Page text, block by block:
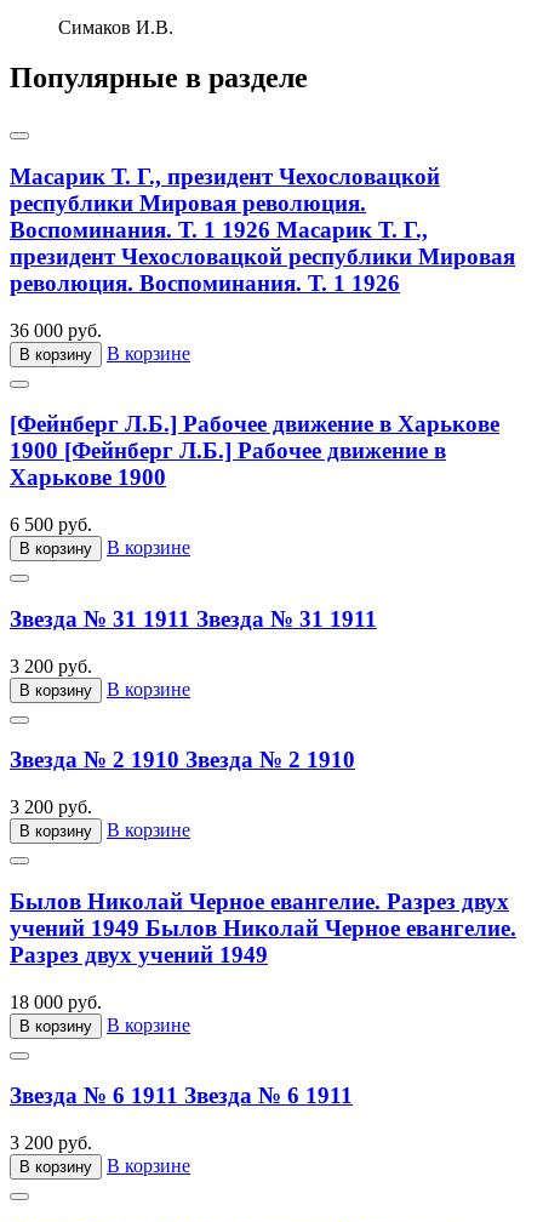
Симаков И.В.
Популярные в разделе
Масарик Т. Г., президент Чехословацкой
республики Мировая революция.
Воспоминания. Т. 1 1926 Масарик Т. Г.,
президент Чехословацкой республики Мировая
революция. Воспоминания. Т. 1 1926
36 000 руб.
В корзину В корзине
[Фейнберг Л.Б.] Рабочее движение в Харькове
1900 [Фейнберг Л.Б.] Рабочее движение в
Харькове 1900
6 500 руб.
В корзину В корзине
Звезда № 31 1911 Звезда № 31 1911
3 200 руб.
В корзину В корзине
Звезда № 2 1910 Звезда № 2 1910
3 200 руб.
В корзину В корзине
Былов Николай Черное евангелие. Разрез двух
учений 1949 Былов Николай Черное евангелие.
Разрез двух учений 1949
18 000 руб.
В корзину В корзине
Звезда № 6 1911 Звезда № 6 1911
3 200 руб.
В корзину В корзине